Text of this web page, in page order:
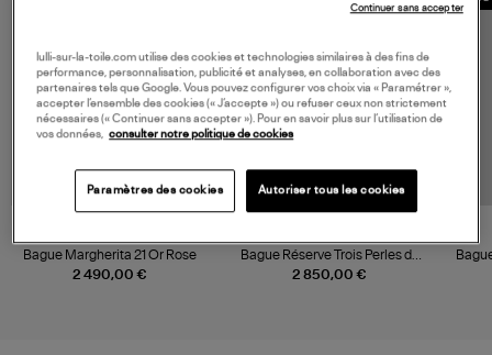
2 490,00 €
Bague Margherita 21 Or Rose
2 850,00 €
Bague Réserve Trois Perles de
Culture Or Jaune
lulli-sur-la-toile.com utilise des cookies et technologies similaires à des fins de
performance, personnalisation, publicité et analyses, en collaboration avec des
partenaires tels que Google. Vous pouvez configurer vos choix via « Paramétrer »,
accepter l’ensemble des cookies (« J’accepte ») ou refuser ceux non strictement
nécessaires (« Continuer sans accepter »). Pour en savoir plus sur l’utilisation de
vos données, consulter notre politique de cookies
Paramètres des cookies Autoriser tous les cookies
Continuer sans accepter